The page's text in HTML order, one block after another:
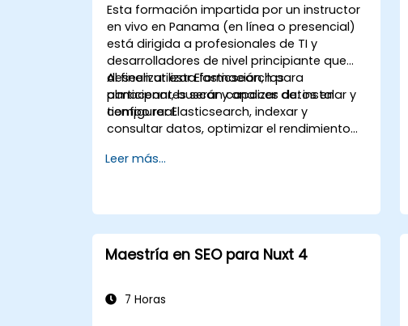
Esta formación impartida por un instructor
en vivo en Panama (en línea o presencial)
está dirigida a profesionales de TI y
desarrolladores de nivel principiante que
deseen utilizar Elasticsearch para
almacenar, buscar y analizar datos en
tiempo real.
Al finalizar esta formación, los
participantes serán capaces de: instalar y
configurar Elasticsearch, indexar y
consultar datos, optimizar el rendimiento
aplicaciones.
Leer más...
Maestría en SEO para Nuxt 4
7 Horas